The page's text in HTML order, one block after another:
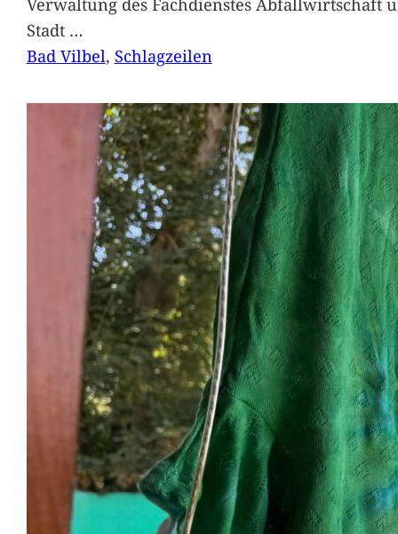
Stadt …
Bad Vilbel, Schlagzeilen